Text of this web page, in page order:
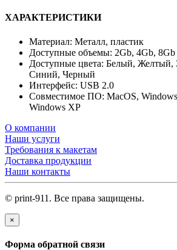
ХАРАКТЕРИСТИКИ
Материал: Металл, пластик
Доступные объемы: 2Gb, 4Gb, 8Gb
Доступные цвета: Белый,
Синий, Черный
Интерфейс: USB 2.0
Совместимое ПО: MacOS,
Windows XP
О компании
Наши услуги
Требования к макетам
Доставка продукции
Наши контакты
© print-911. Все права защищены.
×
Форма обратной связи